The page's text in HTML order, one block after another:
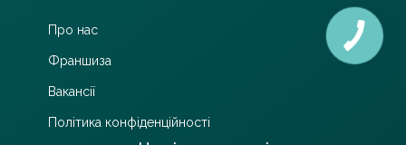
Про нас
Франшиза
Вакансії
Політика конфіденційності